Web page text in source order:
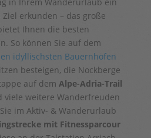
erkunden – das große
Ihnen die besten
So können Sie auf dem
idyllischsten Bauernhöfen
besteigen, die Nockberge
auf demAlpe-Adria-Trail
viele weitere Wanderfreuden
im Aktiv- & Wanderurlaub
mit Fitnessparcour